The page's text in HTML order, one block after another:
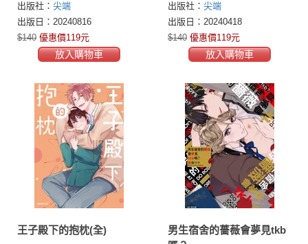
出版社： 尖端
出版日：20240816
$140 優惠價119元
放入購物車
出版社： 尖端
出版日：20240418
$140 優惠價119元
放入購物車
王子殿下的抱枕(全)
男生宿舍的薔薇會夢見tkb